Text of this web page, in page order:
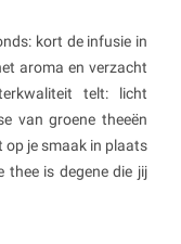
kort de infusie in
aroma en verzacht
telt: licht
van groene theeën
op je smaak in plaats
thee is degene die jij